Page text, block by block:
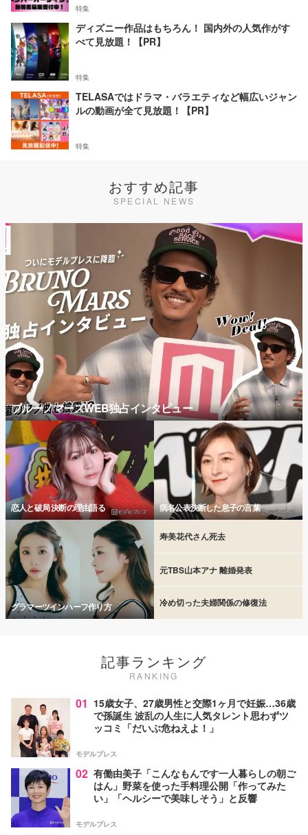
特集
ディズニー作品はもちろん！ 国内外の人気作がす
べて見放題！【PR】
特集
TELASAではドラマ・バラエティなど幅広いジャン
ルの動画が全て見放題！【PR】
特集
おすすめ記事
SPECIAL NEWS
ブルーノマーズWEB独占インタビュー
恋人と破局 決断の理由語る 病名公表決断した息子の言葉
グラマーツインハーフ作り方
寿美花代さん死去
元TBS山本アナ 離婚発表
冷め切った夫婦関係の修復法
記事ランキング
RANKING
01 15歳女子、27歳男性と交際1ヶ月で妊娠…36歳
で孫誕生 波乱の人生に人気タレント思わずツ
ッコミ「だいぶ危ねえよ！」
モデルプレス
02 有働由美子「こんなもんです一人暮らしの朝ご
はん」野菜を使った手料理公開「作ってみた
い」「ヘルシーで美味しそう」と反響
モデルプレス